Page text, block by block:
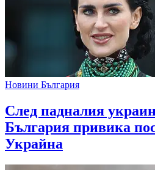
Новини България
След падналия
България привика
Украйна